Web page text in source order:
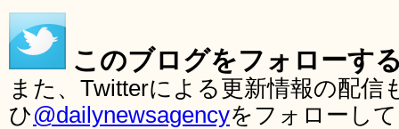
このブログをフォローす
また、Twitterによる更新情報の配
ひ@dailynewsagencyをフォローし